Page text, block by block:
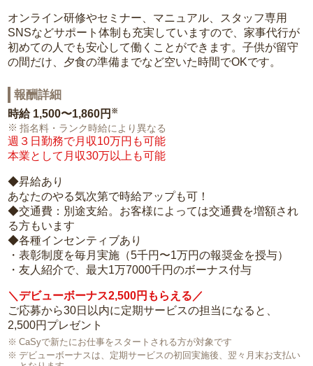
オンライン研修やセミナー、マニュアル、スタッフ専用
SNSなどサポート体制も充実していますので、家事代行が
初めての人でも安心して働くことができます。子供が留守
の間だけ、夕食の準備までなど空いた時間でOKです。
報酬詳細
時給 1,500〜1,860円 ※
指名料・ランク時給により異なる
週３日勤務で月収10万円も可能
本業として月収30万以上も可能
◆昇給あり
あなたのやる気次第で時給アップも可！
◆交通費：別途支給。お客様によっては交通費を増額され
る方もいます
◆各種インセンティブあり
・表彰制度を毎月実施（5千円〜1万円の報奨金を授与）
・友人紹介で、最大1万7000千円のボーナス付与
＼デビューボーナス2,500円もらえる／
ご応募から30日以内に定期サービスの担当になると、
2,500円プレゼント
CaSyで新たにお仕事をスタートされる方が対象です
デビューボーナスは、定期サービスの初回実施後、翌々月末お支払い